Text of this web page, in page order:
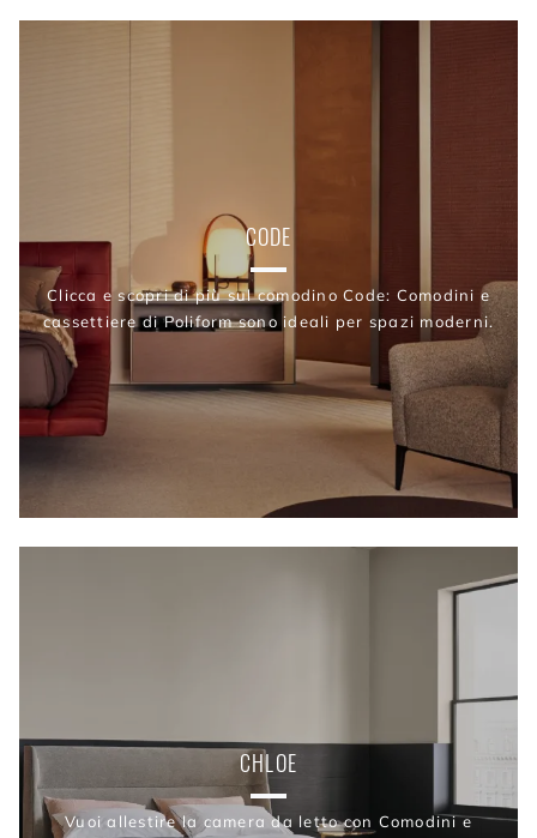
CODE
Clicca e scopri di più sul comodino Code: Comodini e
cassettiere di Poliform sono ideali per spazi moderni.
CHLOE
Vuoi allestire la camera da letto con Comodini e